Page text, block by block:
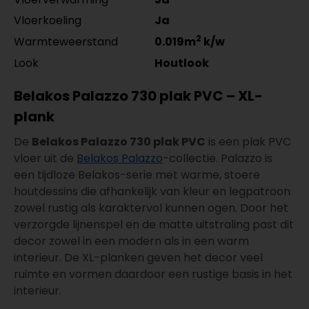
Vloerkoeling
Ja
Warmteweerstand
0.019m2 k/w
Look
Houtlook
Belakos Palazzo 730 plak PVC – XL-
plank
De Belakos Palazzo 730 plak PVC is een plak PVC
vloer uit de Belakos Palazzo-collectie. Palazzo is
een tijdloze Belakos-serie met warme, stoere
houtdessins die afhankelijk van kleur en legpatroon
zowel rustig als karaktervol kunnen ogen. Door het
verzorgde lijnenspel en de matte uitstraling past dit
decor zowel in een modern als in een warm
interieur. De XL-planken geven het decor veel
ruimte en vormen daardoor een rustige basis in het
interieur.